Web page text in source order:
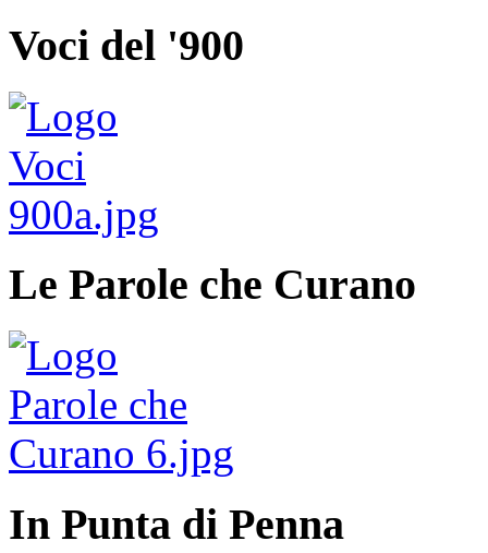
Voci del '900
Le Parole che Curano
In Punta di Penna